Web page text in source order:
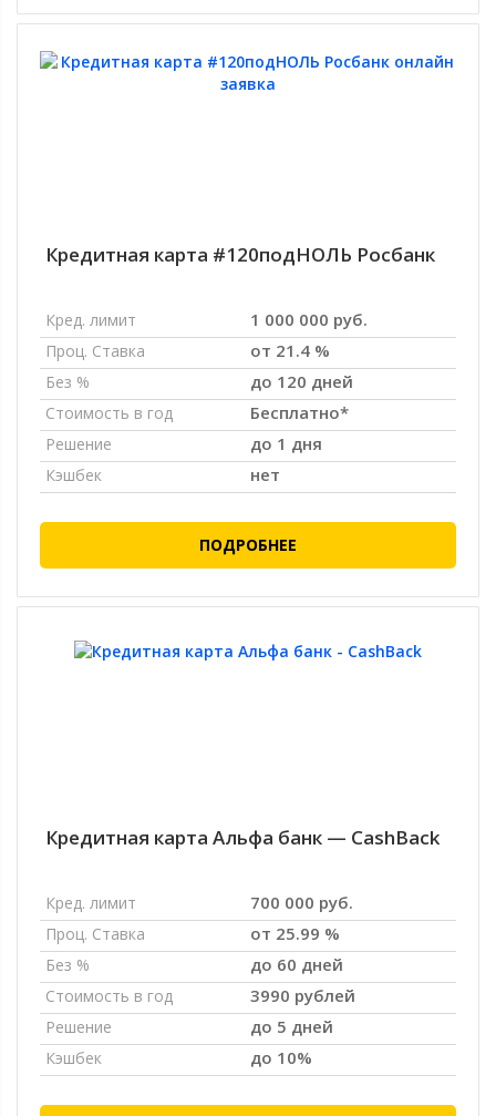
Кредитная карта #120подНОЛЬ Росбанк
Кред. лимит 1 000 000 руб.
Проц. Ставка от 21.4 %
Без % до 120 дней
Стоимость в год Бесплатно*
Решение до 1 дня
Кэшбек нет
ПОДРОБНЕЕ
Кредитная карта Альфа банк — CashBack
Кред. лимит 700 000 руб.
Проц. Ставка от 25.99 %
Без % до 60 дней
Стоимость в год 3990 рублей
Решение до 5 дней
Кэшбек до 10%